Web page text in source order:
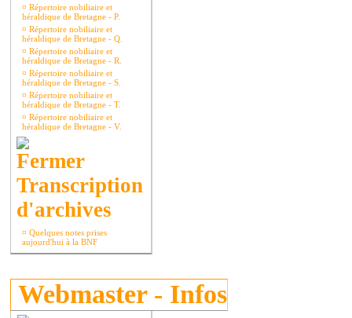
¤ Répertoire nobiliaire et
héraldique de Bretagne - P.
¤ Répertoire nobiliaire et
héraldique de Bretagne - Q.
¤ Répertoire nobiliaire et
héraldique de Bretagne - R.
¤ Répertoire nobiliaire et
héraldique de Bretagne - S.
¤ Répertoire nobiliaire et
héraldique de Bretagne - T.
¤ Répertoire nobiliaire et
héraldique de Bretagne - V.
Transcription
d'archives
¤ Quelques notes prises
aujourd'hui à la BNF
Webmaster - Infos